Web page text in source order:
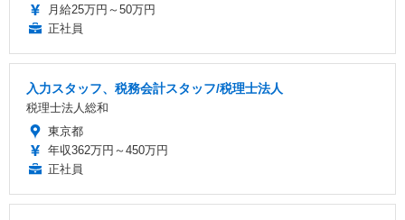
月給25万円～50万円
正社員
入力スタッフ、税務会計スタッフ/税理士法人
税理士法人総和
東京都
年収362万円～450万円
正社員